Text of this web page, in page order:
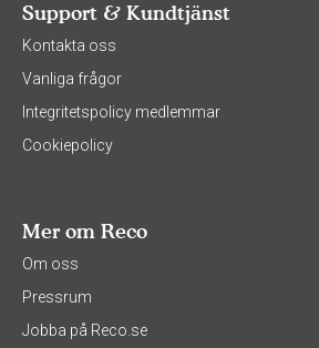
Support & Kundtjänst
Kontakta oss
Vanliga frågor
Integritetspolicy medlemmar
Cookiepolicy
Mer om Reco
Om oss
Pressrum
Jobba på Reco.se